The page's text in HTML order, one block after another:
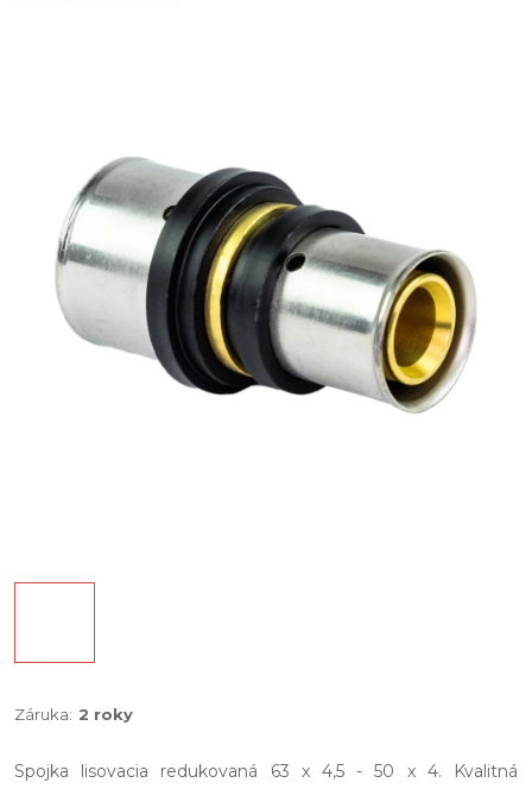
Záruka: 2 roky
Spojka lisovacia redukovaná 63 x 4,5 - 50 x 4. Kvalitná